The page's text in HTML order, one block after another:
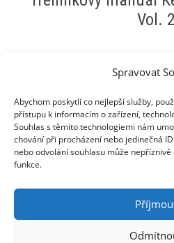
Spravovat
Abychom poskytli co nejlepší služby,
přístupu k informacím o zařízení,
Souhlas s těmito technologiemi nám
chování při procházení nebo jedinečná
nebo odvolání souhlasu může
funkce.
Vol. 2
Ke stažení zdarma pro
Express Vol. 2.
Tréninkový
manuál
Kettlebell
Vol.
PŘIDAT DO
Alternative: